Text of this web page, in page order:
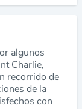
algunos
Charlie,
recorrido de
de la
con